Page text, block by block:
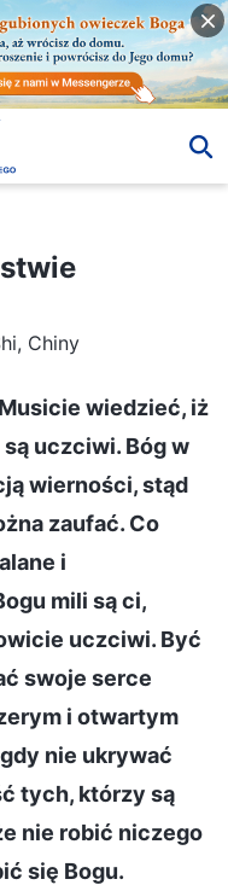
Chiny
Musicie wiedzieć, iż
uczciwi. Bóg w
wierności, stąd
zaufać. Co
i
mili są ci,
uczciwi. Być
swoje serce
i otwartym
nie ukrywać
tych, którzy są
nie robić niczego
się Bogu.